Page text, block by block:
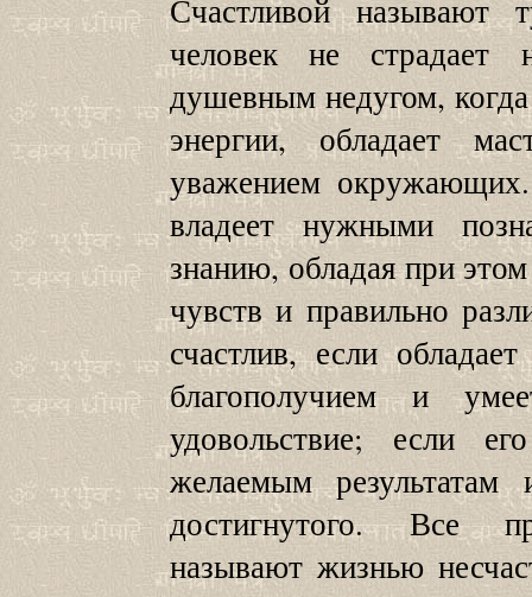
Счастливой называют
человек не страдает
душевным недугом,
энергии, обладает
уважением окружающих.
владеет нужными
знанию, обладая при
чувств и правильно
счастлив, если
благополучием и
удовольствие; если
желаемым
достигнутого. Все
называют жизнью